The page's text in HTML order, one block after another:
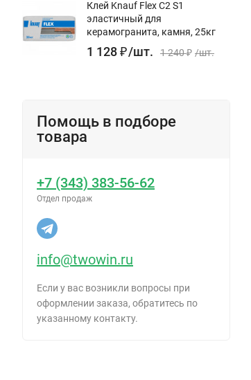
Клей Knauf Flex С2 S1
эластичный для
керамогранита, камня, 25кг
1 128₽/шт. 1 240₽ /шт.
Помощь в подборе
товара
+7 (343) 383-56-62
Отдел продаж
info@twowin.ru
Если у вас возникли вопросы при
оформлении заказа, обратитесь по
указанному контакту.